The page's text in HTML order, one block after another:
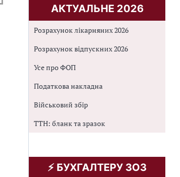
АКТУАЛЬНЕ 2026
Розрахунок лікарняних 2026
Розрахунок відпускних 2026
Усе про ФОП
Податкова накладна
Військовий збір
ТТН: бланк та зразок
⚡️ БУХГАЛТЕРУ ЗОЗ